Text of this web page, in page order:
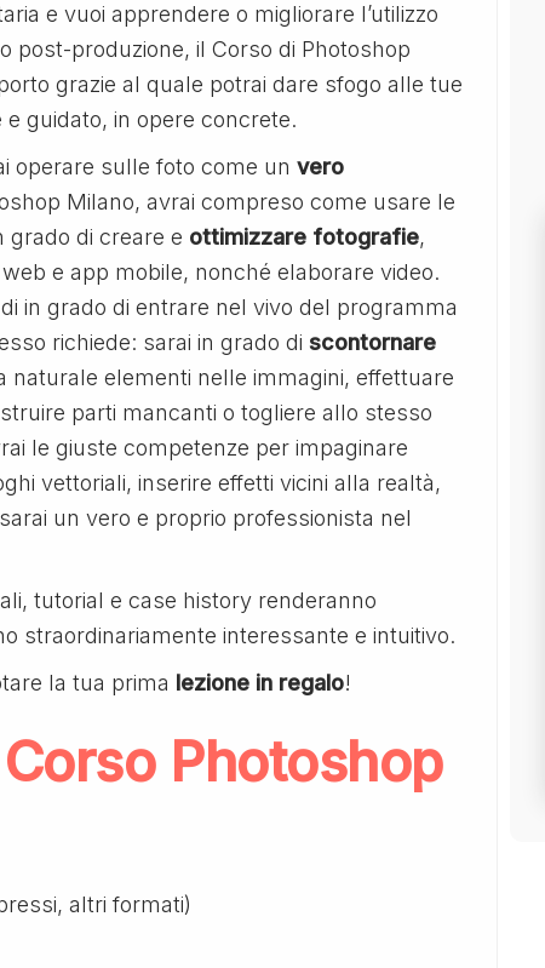
e vuoi apprendere o migliorare l’utilizzo
post-produzione, il Corso di Photoshop
grazie al quale potrai dare sfogo alle tue
guidato, in opere concrete.
operare sulle foto come un vero
Milano, avrai compreso come usare le
grado di creare e ottimizzare fotografie,
e app mobile, nonché elaborare video.
in grado di entrare nel vivo del programma
richiede: sarai in grado di scontornare
naturale elementi nelle immagini, effettuare
parti mancanti o togliere allo stesso
le giuste competenze per impaginare
vettoriali, inserire effetti vicini alla realtà,
un vero e proprio professionista nel
tutorial e case history renderanno
straordinariamente interessante e intuitivo.
la tua prima lezione in regalo!
Photoshop
altri formati)